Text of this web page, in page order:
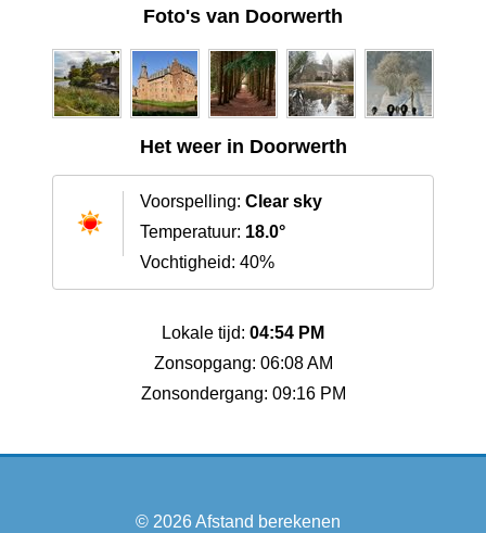
Foto's van Doorwerth
Het weer in Doorwerth
Voorspelling: Clear sky
Temperatuur: 18.0°
Vochtigheid: 40%
Lokale tijd: 04:54 PM
Zonsopgang: 06:08 AM
Zonsondergang: 09:16 PM
© 2026Afstand berekenen